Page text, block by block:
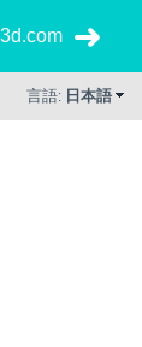
言語: 日本語